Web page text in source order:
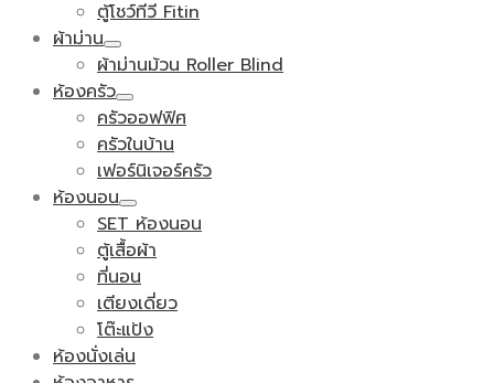
ตู้โชว์ทีวี Fitin
ผ้าม่าน
ผ้าม่านม้วน Roller Blind
ห้องครัว
ครัวออฟฟิศ
ครัวในบ้าน
เฟอร์นิเจอร์ครัว
ห้องนอน
SET ห้องนอน
ตู้เสื้อผ้า
ที่นอน
เตียงเดี่ยว
โต๊ะแป้ง
ห้องนั่งเล่น